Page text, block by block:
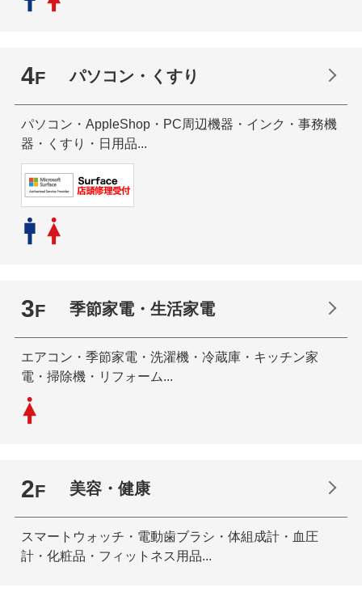
4F パソコン・くすり
パソコン・AppleShop・PC周辺機器・インク・事務機
器・くすり・日用品...
3F 季節家電・生活家電
エアコン・季節家電・洗濯機・冷蔵庫・キッチン家
電・掃除機・リフォーム...
2F 美容・健康
スマートウォッチ・電動歯ブラシ・体組成計・血圧
計・化粧品・フィットネス用品...